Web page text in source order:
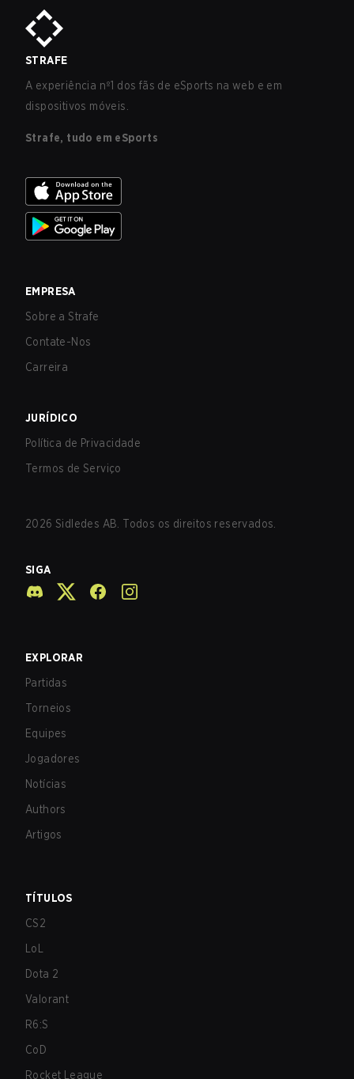
STRAFE
A experiência nº1 dos fãs de eSports na web e em
dispositivos móveis.
Strafe, tudo em eSports
EMPRESA
Sobre a Strafe
Contate-Nos
Carreira
JURÍDICO
Política de Privacidade
Termos de Serviço
2026 Sidledes AB. Todos os direitos reservados.
SIGA
EXPLORAR
Partidas
Torneios
Equipes
Jogadores
Notícias
Authors
Artigos
TÍTULOS
CS2
LoL
Dota 2
Valorant
R6:S
CoD
Rocket League